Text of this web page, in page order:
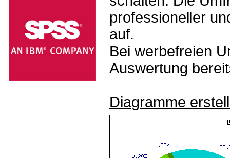
professioneller
auf.
Bei werbefreien
Auswertung
Diagramme